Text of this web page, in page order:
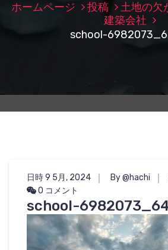
ホームページ 投稿
土地の欠
建築会社
school-
日時 9 5月, 2024
By @hachi
0 コメント
school-